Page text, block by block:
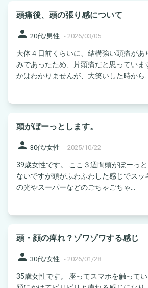
頭痛後、頭の張り感について
person 20代/男性 - 2026/03/05
大体４日前くらいに、結構強い頭痛があ
みであったため、片頭痛だと思っていま
かはわかりませんが、大笑いした時から...
頭がぼーっとします。
person 30代/女性 - 2025/10/22
39歳女性です。 ここ３週間頭がぼーっ
ないですが頭がふわふわした感じでスッ
の光やスーパーなどのごちゃごちゃ...
頭・顔の痺れ？ゾワゾワする感じ
person 30代/女性 - 2026/01/28
35歳女性です。 座ってスマホを触って